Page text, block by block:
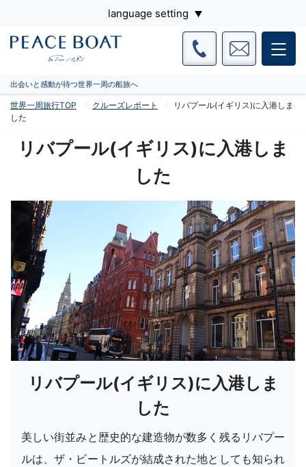
language setting
出会いと感動が待つ世界一周の船旅へ
世界一周旅行TOP クルーズレポート
リバプール(イギリス)に入港しま
した
リバプール(イギリス)に入港しま
した
リバプール(イギリス)に入港しま
した
美しい街並みと歴史的な建造物が数多く残るリバプー
ルは、ザ・ビートルズが結成された地としても知られ